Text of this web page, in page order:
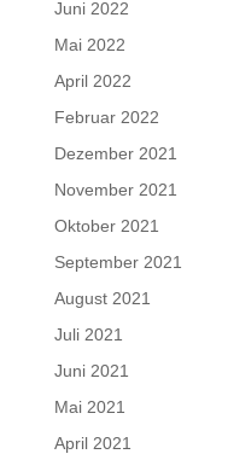
Juni 2022
Mai 2022
April 2022
Februar 2022
Dezember 2021
November 2021
Oktober 2021
September 2021
August 2021
Juli 2021
Juni 2021
Mai 2021
April 2021